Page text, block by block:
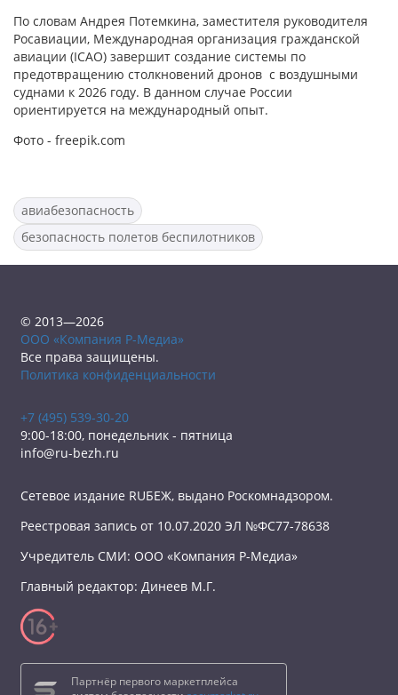
По словам Андрея Потемкина, заместителя руководителя
Росавиации, Международная организация гражданской
авиации (ICAO) завершит создание системы по
предотвращению столкновений дронов с воздушными
суднами к 2026 году. В данном случае России
ориентируется на международный опыт.
Фото - freepik.com
авиабезопасность
безопасность полетов беспилотников
© 2013—2026
ООО «Компания Р-Медиа»
Все права защищены.
Политика конфиденциальности
+7 (495) 539-30-20
9:00-18:00, понедельник - пятница
info@ru-bezh.ru
Сетевое издание RUБЕЖ, выдано Роскомнадзором.
Реестровая запись от 10.07.2020 ЭЛ №ФС77-78638
Учредитель СМИ: ООО «Компания Р-Медиа»
Главный редактор: Динеев М.Г.
Партнёр первого маркетплейса